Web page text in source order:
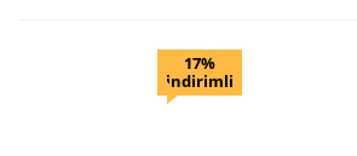
17%
indirimli